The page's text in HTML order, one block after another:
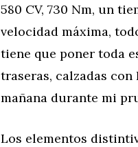
580 CV, 730 Nm, un
velocidad máxima,
tiene que poner toda
traseras, calzadas
mañana durante mi
Los elementos